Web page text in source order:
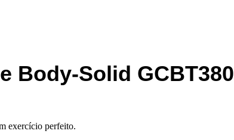
Body-Solid GCBT380
exercício perfeito.